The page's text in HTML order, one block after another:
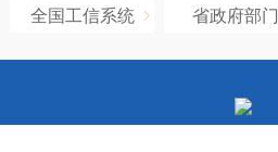
全国工信系统 省政府部门